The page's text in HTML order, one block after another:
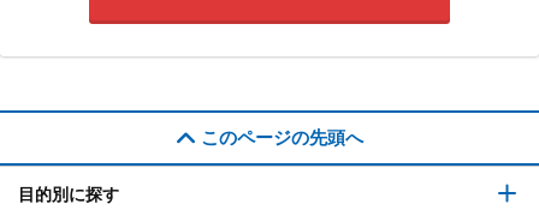
このページの先頭へ
目的別に探す